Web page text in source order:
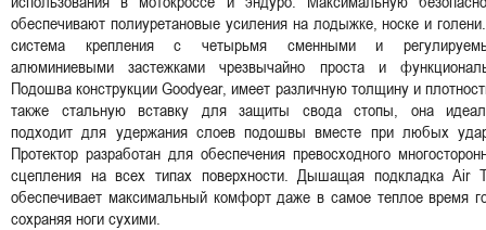
обеспечивают полиуретановые усиления на лодыжке, носке и
система крепления с четырьмя сменными и
алюминиевыми застежками чрезвычайно проста и
Подошва конструкции Goodyear, имеет различную толщину и
также стальную вставку для защиты свода стопы, она
подходит для удержания слоев подошвы вместе при любых
Протектор разработан для обеспечения превосходного
сцепления на всех типах поверхности. Дышащая подкладка Air
обеспечивает максимальный комфорт даже в самое теплое время
сохраняя ноги сухими.